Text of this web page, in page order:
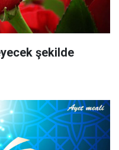
şekilde